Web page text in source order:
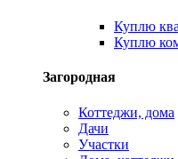
Куплю
Куплю
Загородная
Коттеджи, дома
Дачи
Участки